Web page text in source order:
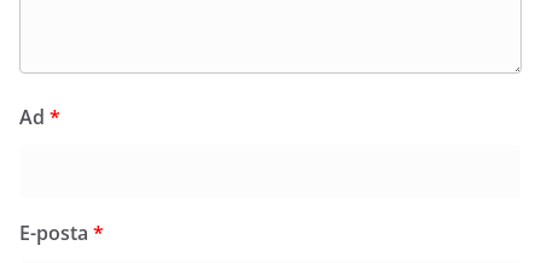
Ad *
E-posta *